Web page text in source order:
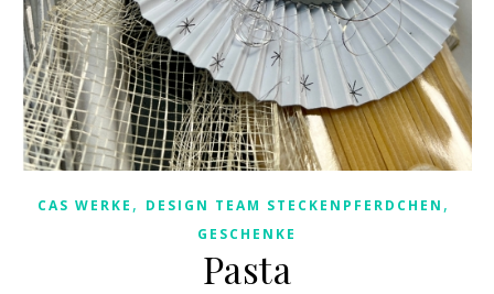
CAS WERKE , DESIGN TEAM STECKENPFERDCHEN ,
GESCHENKE
Pasta